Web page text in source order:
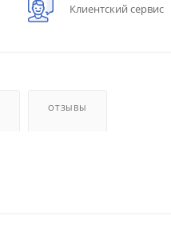
Клиентский сервис
ОТЗЫВЫ